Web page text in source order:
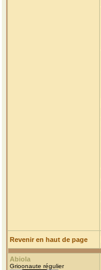
Revenir en haut de page
Abiola
Grioonaute régulier